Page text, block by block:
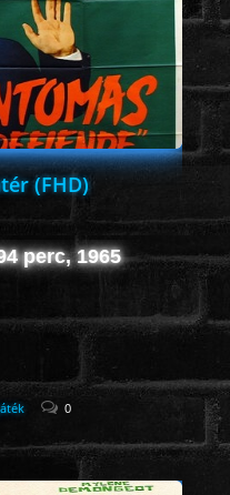
(FHD)
perc, 1965
0